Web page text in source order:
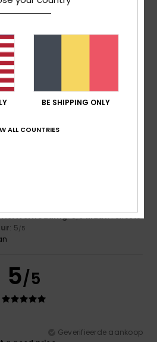
: 5
5
: 5/5 Maat: Perfecte
: 5/5
5/5
Geverifieerde aankoop
BE SHIPPING ONLY
ALL COUNTRIES